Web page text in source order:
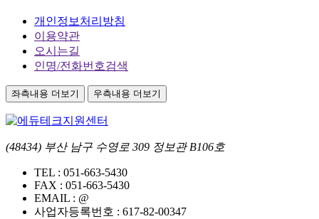
개인정보처리방침
이용약관
오시는길
인명/전화번호검색
좌측내용 더보기 우측내용 더보기
(48434) 부산 남구 수영로 309 정보관 B106호
TEL : 051-663-5430
FAX : 051-663-5430
EMAIL : @
사업자등록번호 : 617-82-00347